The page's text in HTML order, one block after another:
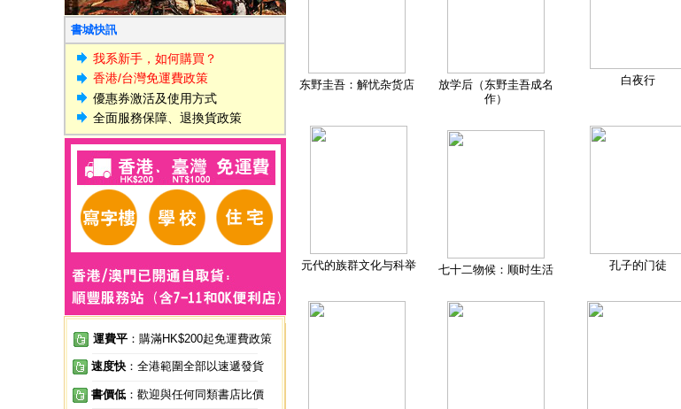
書城快訊
我系新手，如何購買？
香港/台灣免運費政策
優惠券激活及使用方式
全面服務保障、退換貨政策
運費平 ：購滿HK$200起免運費政策
速度快 ：全港範圍全部以速遞發貨
書價低 ：歡迎與任何同類書店比價
东野圭吾：解忧杂货店
放学后（东野圭吾成名
作）
白夜行
元代的族群文化与科举 七十二物候：顺时生活 孔子的门徒